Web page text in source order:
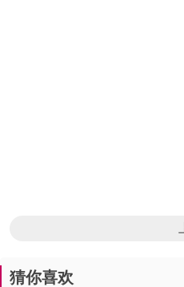
猜你喜欢